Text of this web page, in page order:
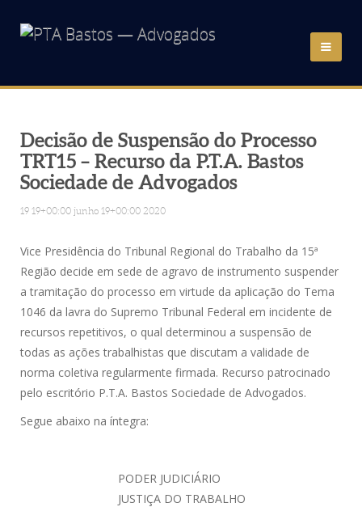
HOME
QUEM SOMOS
ÁREAS DE ATUAÇÃO
NOTÍCIAS
LINKS
CONTATO
Decisão de Suspensão do Processo
TRT15 – Recurso da P.T.A. Bastos
Sociedade de Advogados
19 19+00:00 junho 19+00:00 2020
Vice Presidência do Tribunal Regional do Trabalho da 15ª
Região decide em sede de agravo de instrumento suspender
a tramitação do processo em virtude da aplicação do Tema
1046 da lavra do Supremo Tribunal Federal em incidente de
recursos repetitivos, o qual determinou a suspensão de
todas as ações trabalhistas que discutam a validade de
norma coletiva regularmente firmada. Recurso patrocinado
pelo escritório P.T.A. Bastos Sociedade de Advogados.
Segue abaixo na íntegra:
PODER JUDICIÁRIO
JUSTIÇA DO TRABALHO